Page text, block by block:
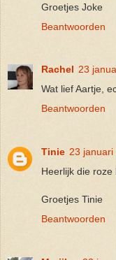
Groetjes Joke
Beantwoorden
Rachel 23
Wat lief Aartje,
Beantwoorden
Tinie 23 januari
Heerlijk die roze
Groetjes Tinie
Beantwoorden